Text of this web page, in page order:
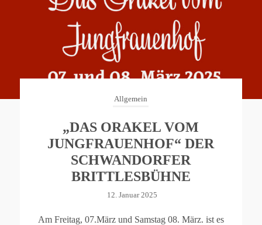
Allgemein
„DAS ORAKEL VOM
JUNGFRAUENHOF“ DER
SCHWANDORFER
BRITTLESBÜHNE
12. Januar 2025
Am Freitag, 07.März und Samstag 08. März. ist es